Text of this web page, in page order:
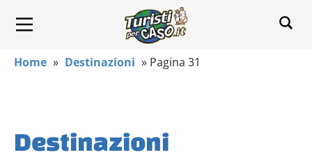
Home » Destinazioni » Pagina 31
Destinazioni